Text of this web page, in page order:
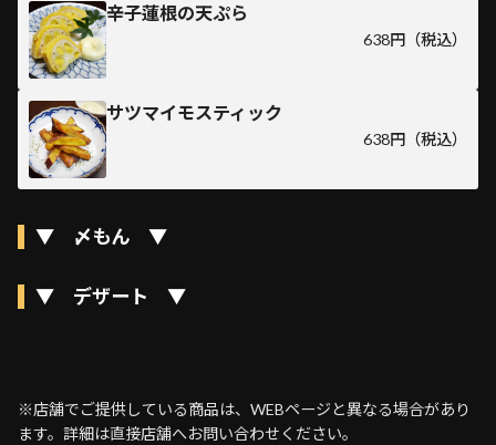
辛子蓮根の天ぷら
638円（税込）
サツマイモスティック
638円（税込）
▼ 〆もん ▼
▼ デザート ▼
※店舗でご提供している商品は、WEBページと異なる場合があり
ます。詳細は直接店舗へお問い合わせください。